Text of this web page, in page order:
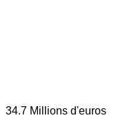
34.7 Millions d'euros